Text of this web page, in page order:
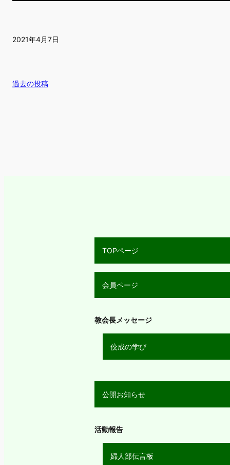
2021年4月7日
過去の投稿
TOPページ
会員ページ
教会長メッセージ
佼成の学び
公開お知らせ
活動報告
婦人部伝言板